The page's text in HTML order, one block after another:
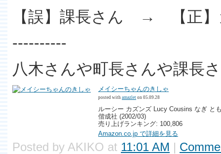
【誤】課長さん → 【正】
----------
八木さんや町長さんや課
メイシーちゃんのきしゃ
posted with amazlet on 05.09.28
ルーシー カズンズ Lucy Cousins なぎ と
偕成社 (2002/03)
売り上げランキング: 100,806
Amazon.co.jp で詳細を見る
Posted by AKIKO at 11:01 AM |